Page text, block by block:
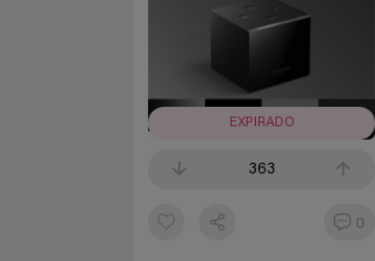
EXPIRADO
363
0